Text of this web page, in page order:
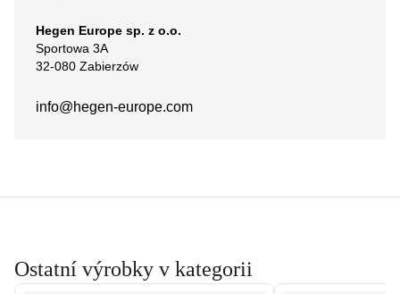
Hegen Europe sp. z o.o.
Sportowa 3A
32-080 Zabierzów
info@hegen-europe.com
Ostatní výrobky v kategorii